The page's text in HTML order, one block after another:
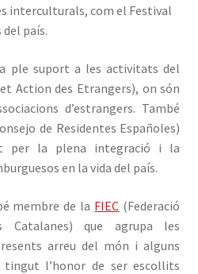
interculturals, com el Festival
país.
ple suport a les activitats del
Action des Etrangers), on són
d’estrangers. També
de Residentes Españoles)
per la plena integració i la
en la vida del país.
membre de la FIEC (Federació
Catalanes) que agrupa les
arreu del món i alguns
tingut l’honor de ser escollits